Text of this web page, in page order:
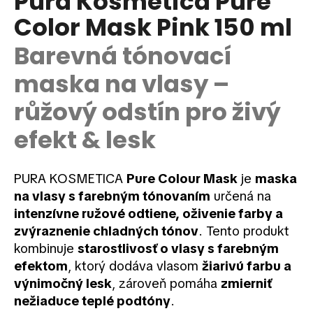
je
0,0
z
hviezdičiek.
Color Mask Pink 150 ml
Barevná tónovací
maska na vlasy –
růžový odstín pro živý
efekt & lesk
PURA KOSMETICA Pure Colour Mask je maska
na vlasy s farebným tónovaním určená na
intenzívne ružové odtiene, oživenie farby a
zvýraznenie chladných tónov. Tento produkt
kombinuje starostlivosť o vlasy s farebným
efektom, ktorý dodáva vlasom žiarivú farbu a
výnimočný lesk, zároveň pomáha zmierniť
nežiaduce teplé podtóny.
á
j
s
ť
?
O
d
p
o
r
ú